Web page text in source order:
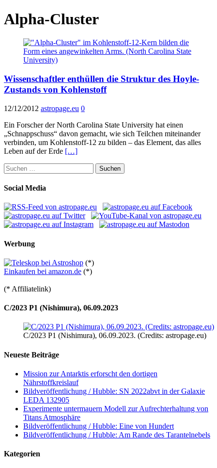
Alpha-Cluster
Wissenschaftler enthüllen die Struktur des Hoyle-
Zustands von Kohlenstoff
12/12/2012 astropage.eu 0
Ein Forscher der North Carolina State University hat einen
„Schnappschuss“ davon gemacht, wie sich Teilchen miteinander
verbinden, um Kohlenstoff-12 zu bilden – das Element, das alles
Leben auf der Erde […]
Suchen
nach:
Social Media
Werbung
(*)
Einkaufen bei amazon.de (*)
(* Affiliatelink)
C/2023 P1 (Nishimura), 06.09.2023
C/2023 P1 (Nishimura), 06.09.2023. (Credits: astropage.eu)
Neueste Beiträge
Mission zur Antarktis erforscht den dortigen
Nährstoffkreislauf
Bildveröffentlichung / Hubble: SN 2022abvt in der Galaxie
LEDA 132905
Experimente untermauern Modell zur Aufrechterhaltung von
Titans Atmosphäre
Bildveröffentlichung / Hubble: Eine von Hundert
Bildveröffentlichung / Hubble: Am Rande des Tarantelnebels
Kategorien